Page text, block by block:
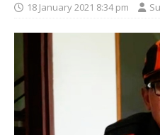
18 January 2021 8:34 pm